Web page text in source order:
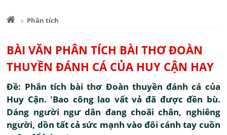
Phân tích
BÀI VĂN PHÂN TÍCH BÀI THƠ ĐOÀN
THUYỀN ĐÁNH CÁ CỦA HUY CẬN HAY
Đề: Phân tích bài thơ Đoàn thuyền đánh cá của
Huy Cận. 'Bao công lao vất vả đã được đền bù.
Dáng người ngư dân đang choãi chân, nghiêng
người, dồn tất cả sức mạnh vào đôi cánh tay cuồn